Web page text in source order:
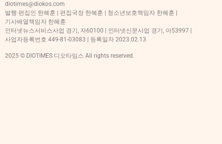
diotimes@diokos.com
발행·편집인 한혜훈 | 편집국장 한혜훈 | 청소년보호책임자 한혜훈 |
기사배열책임자 한혜훈
인터넷뉴스서비스사업 경기, 자60100 | 인터넷신문사업 경기, 아53997 |
사업자등록번호 449-81-03083 | 등록일자 2023.02.13
2025 © DIOTIMES 디오타임스 All rights reserved.